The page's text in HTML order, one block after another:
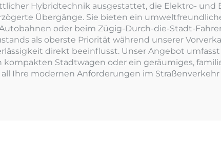
Hybridtechnik ausgestattet, die Elektro- und
Übergänge. Sie bieten ein
oder beim Zügig-Durch-die-Stadt-
als oberste Priorität während unserer
direkt beeinflusst. Unser Angebot
kompakten Stadtwagen oder ein geräumiges,
Ihre modernen Anforderungen im Straßenverkehr